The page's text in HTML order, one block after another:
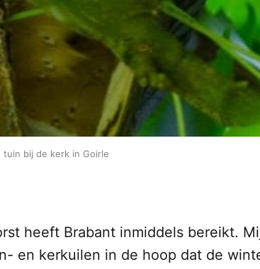
tuin bij de kerk in Goirle
heeft Brabant inmiddels bereikt.
en kerkuilen in de hoop dat de